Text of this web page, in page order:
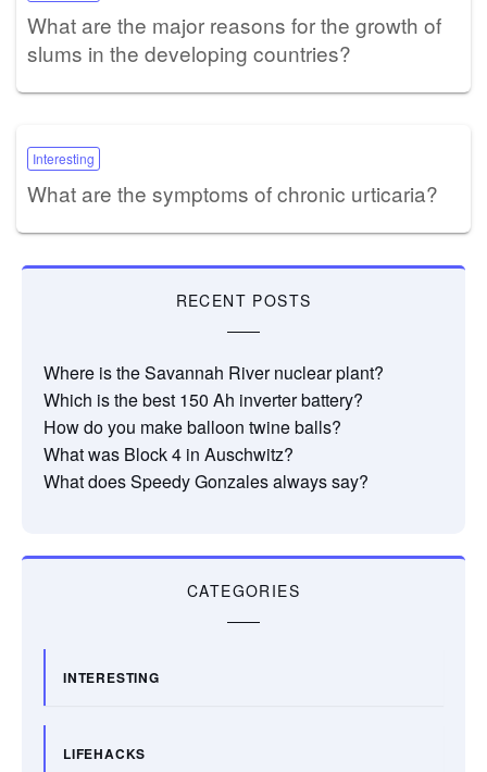
What are the major reasons for the growth of
slums in the developing countries?
Interesting
What are the symptoms of chronic urticaria?
RECENT POSTS
Where is the Savannah River nuclear plant?
Which is the best 150 Ah inverter battery?
How do you make balloon twine balls?
What was Block 4 in Auschwitz?
What does Speedy Gonzales always say?
CATEGORIES
INTERESTING
LIFEHACKS